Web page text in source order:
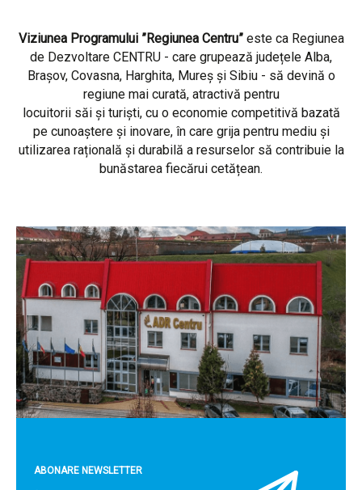
Viziunea Programului ”Regiunea Centru”este ca Regiunea
de Dezvoltare CENTRU - care grupează județele Alba,
Brașov, Covasna, Harghita, Mureș și Sibiu - să devină o
regiune mai curată, atractivă pentru
locuitorii săi și turiști, cu o economie competitivă bazată
pe cunoaștere și inovare, în care grija pentru mediu și
utilizarea rațională și durabilă a resurselor să contribuie la
bunăstarea fiecărui cetățean.
ABONARE NEWSLETTER